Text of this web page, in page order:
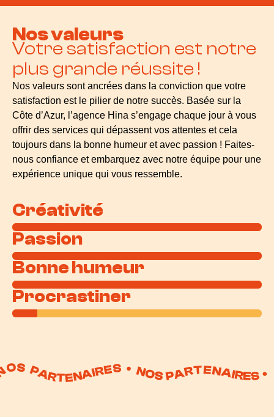
Créativité
Passion
Bonne humeur
Procrastiner
Nos valeurs
Votre satisfaction est notre
plus grande réussite !
Nos valeurs sont ancrées dans la conviction que votre
satisfaction est le pilier de notre succès. Basée sur la
Côte d’Azur, l’agence Hina s’engage chaque jour à vous
offrir des services qui dépassent vos attentes et cela
toujours dans la bonne humeur et avec passion ! Faites-
nous confiance et embarquez avec notre équipe pour une
expérience unique qui vous ressemble.
• NOS PARTENAIRES • NOS PARTENAIRES • NOS PARTENAIRES • NOS PARTENAIRES • NOS PARTENAIRES • NOS PARTENAIRES •